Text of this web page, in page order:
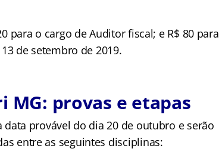
para o cargo de Auditor fiscal; e R$ 80 para
de setembro de 2019.
MG: provas e etapas
provável do dia 20 de outubro e serão
entre as seguintes disciplinas: